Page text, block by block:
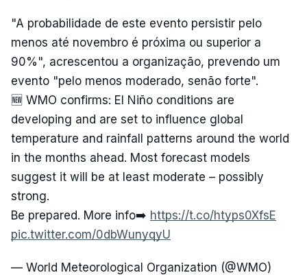
"A probabilidade de este evento persistir pelo
menos até novembro é próxima ou superior a
90%", acrescentou a organização, prevendo um
evento "pelo menos moderado, senão forte".
🆕 WMO confirms: El Niño conditions are
developing and are set to influence global
temperature and rainfall patterns around the world
in the months ahead. Most forecast models
suggest it will be at least moderate – possibly
strong.
Be prepared. More info➡️ https://t.co/htyps0XfsE
pic.twitter.com/0dbWunyqyU
— World Meteorological Organization (@WMO)